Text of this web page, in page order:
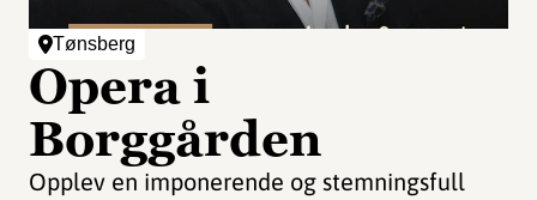
Tønsberg
Opera i
Borggården
Opplev en imponerende og stemningsfull